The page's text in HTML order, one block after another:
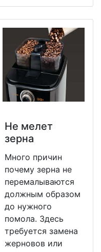
Не мeлет
зерна
Много причин
почему зерна не
перемалываются
должным образом
до нужного
помола. Здесь
требуется замена
жерновов или